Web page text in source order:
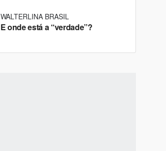
WALTERLINA BRASIL
E onde está a “verdade”?